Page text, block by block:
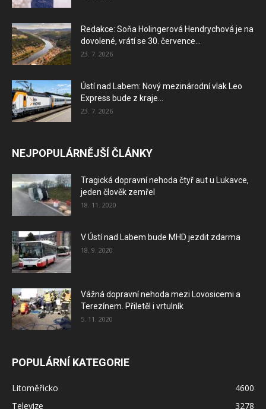
Redakce: Soňa Holingerová Hendrychová je na
dovolené, vrátí se 30. července...
23. 7. 2026
Ústí nad Labem: Nový mezinárodní vlak Leo
Express bude z kraje...
23. 7. 2026
NEJPOPULÁRNĚJŠÍ ČLÁNKY
Tragická dopravní nehoda čtyř aut u Lukavce,
jeden člověk zemřel
18. 11. 2020
V Ústí nad Labem bude MHD jezdit zdarma
18. 9. 2020
Vážná dopravní nehoda mezi Lovosicemi a
Terezínem. Přiletěl i vrtulník
5. 11. 2020
POPULÁRNÍ KATEGORIE
Litoměřicko
4600
Televize
3278